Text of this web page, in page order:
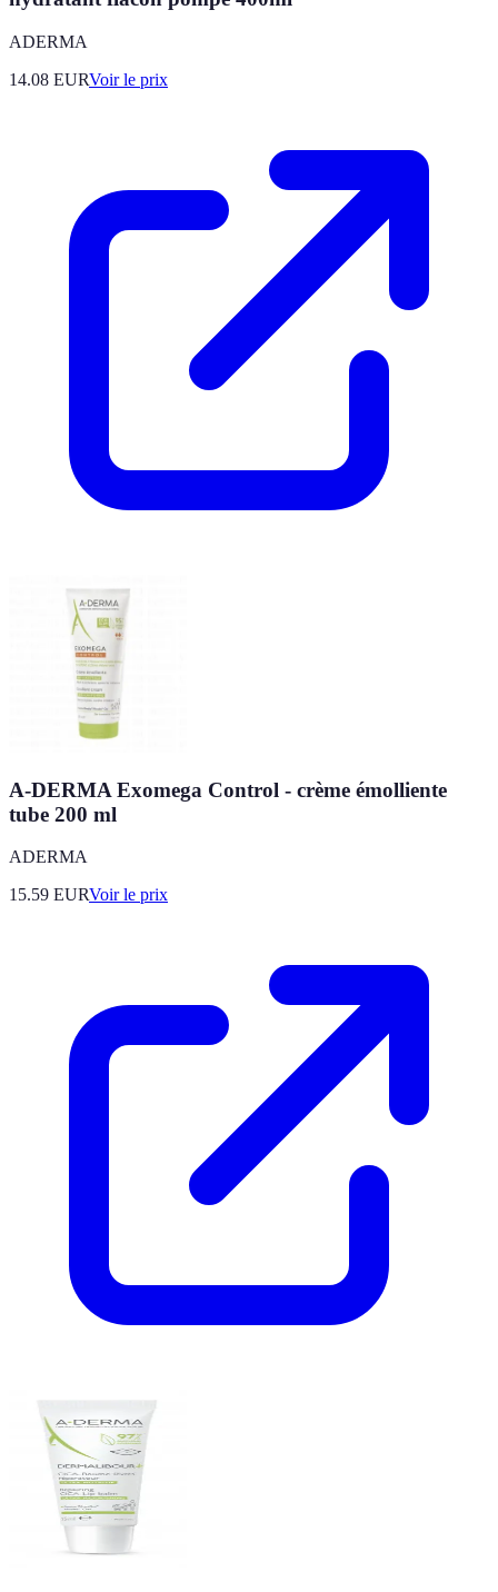
ADERMA
14.08 EURVoir le prix
A-DERMA Exomega Control - crème émolliente
tube 200 ml
ADERMA
15.59 EURVoir le prix